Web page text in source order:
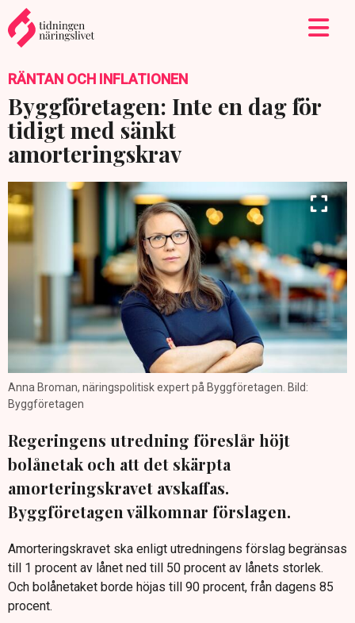
RÄNTAN OCH INFLATIONEN
Byggföretagen: Inte en dag för
tidigt med sänkt
amorteringskrav
Anna Broman, näringspolitisk expert på Byggföretagen. Bild:
Byggföretagen
Regeringens utredning föreslår höjt
bolånetak och att det skärpta
amorteringskravet avskaffas.
Byggföretagen välkomnar förslagen.
Amorteringskravet ska enligt utredningens förslag begränsas
till 1 procent av lånet ned till 50 procent av lånets storlek.
Och bolånetaket borde höjas till 90 procent, från dagens 85
procent.